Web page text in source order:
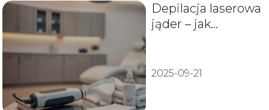
Depilacja laserowa
jąder – jak
2025-09-21